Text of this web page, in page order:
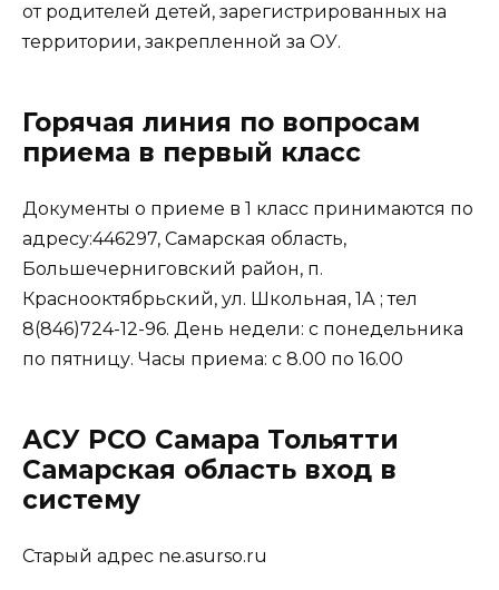
от родителей детей, зарегистрированных на
территории, закрепленной за ОУ.
Горячая линия по вопросам
приема в первый класс
Документы о приеме в 1 класс принимаются по
адресу:446297, Самарская область,
Большечерниговский район, п.
Краснооктябрьский, ул. Школьная, 1А ; тел
8(846)724-12-96. День недели: с понедельника
по пятницу. Часы приема: с 8.00 по 16.00
АСУ РСО Самара Тольятти
Самарская область вход в
систему
Старый адрес ne.asurso.ru